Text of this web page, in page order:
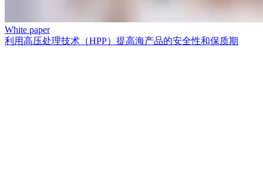
White paper
利用高压处理技术（HPP）提高海产品的安全性和保质期